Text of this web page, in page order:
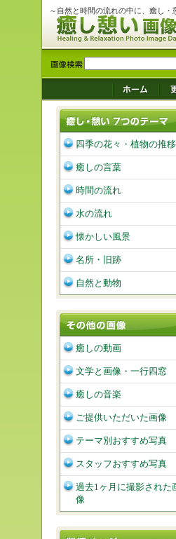
～自然と時間の流れの中に、癒し・
四季の花々・植物の推移
癒しの言葉
時間の流れ
水の流れ
懐かしい風景
名所・旧跡
自然と動物
癒しの動画
文学と画像・一行四窓
癒しの音楽
ご提供いただいた画像
テーマ別おすすめ写真
スタッフおすすめ写真
過去1ヶ月に撮影された
像